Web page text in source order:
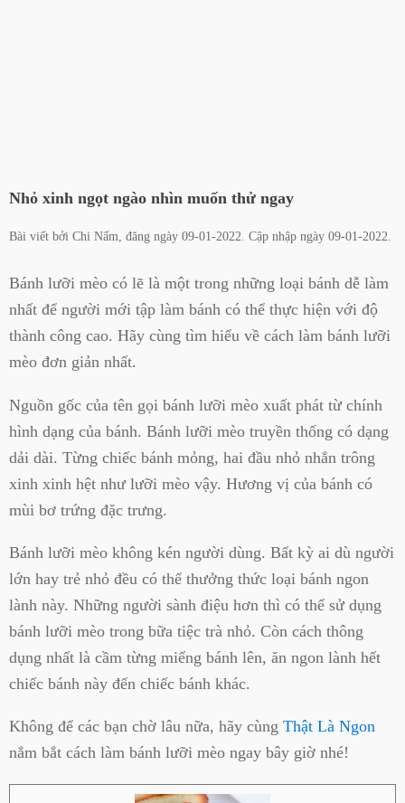
Nhỏ xinh ngọt ngào nhìn muốn thử ngay
Bài viết bởi Chi Nấm , đăng ngày 09-01-2022 . Cập nhập ngày 09-01-2022
Bánh lưỡi mèo có lẽ là một trong những loại bánh dễ làm
nhất để người mới tập làm bánh có thể thực hiện với độ
thành công cao. Hãy cùng tìm hiểu về cách làm bánh lưỡi
mèo đơn giản nhất.
Nguồn gốc của tên gọi bánh lưỡi mèo xuất phát từ chính
hình dạng của bánh. Bánh lưỡi mèo truyền thống có dạng
dải dài. Từng chiếc bánh mỏng, hai đầu nhỏ nhắn trông
xinh xinh hệt như lưỡi mèo vậy. Hương vị của bánh có
mùi bơ trứng đặc trưng.
Bánh lưỡi mèo không kén người dùng. Bất kỳ ai dù người
lớn hay trẻ nhỏ đều có thể thưởng thức loại bánh ngon
lành này. Những người sành điệu hơn thì có thể sử dụng
bánh lưỡi mèo trong bữa tiệc trà nhỏ. Còn cách thông
dụng nhất là cầm từng miếng bánh lên, ăn ngon lành hết
chiếc bánh này đến chiếc bánh khác.
Không để các bạn chờ lâu nữa, hãy cùng Thật Là Ngon
nắm bắt cách làm bánh lưỡi mèo ngay bây giờ nhé!